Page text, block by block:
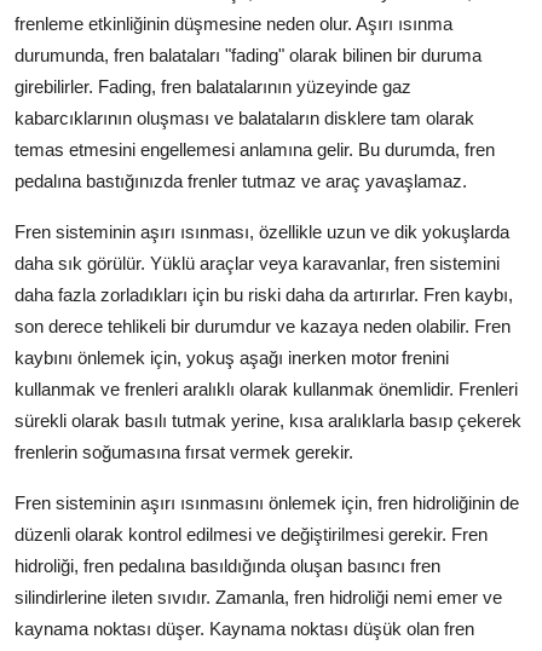
frenleme etkinliğinin düşmesine neden olur. Aşırı ısınma
durumunda, fren balataları "fading" olarak bilinen bir duruma
girebilirler. Fading, fren balatalarının yüzeyinde gaz
kabarcıklarının oluşması ve balataların disklere tam olarak
temas etmesini engellemesi anlamına gelir. Bu durumda, fren
pedalına bastığınızda frenler tutmaz ve araç yavaşlamaz.
Fren sisteminin aşırı ısınması, özellikle uzun ve dik yokuşlarda
daha sık görülür. Yüklü araçlar veya karavanlar, fren sistemini
daha fazla zorladıkları için bu riski daha da artırırlar. Fren kaybı,
son derece tehlikeli bir durumdur ve kazaya neden olabilir. Fren
kaybını önlemek için, yokuş aşağı inerken motor frenini
kullanmak ve frenleri aralıklı olarak kullanmak önemlidir. Frenleri
sürekli olarak basılı tutmak yerine, kısa aralıklarla basıp çekerek
frenlerin soğumasına fırsat vermek gerekir.
Fren sisteminin aşırı ısınmasını önlemek için, fren hidroliğinin de
düzenli olarak kontrol edilmesi ve değiştirilmesi gerekir. Fren
hidroliği, fren pedalına basıldığında oluşan basıncı fren
silindirlerine ileten sıvıdır. Zamanla, fren hidroliği nemi emer ve
kaynama noktası düşer. Kaynama noktası düşük olan fren